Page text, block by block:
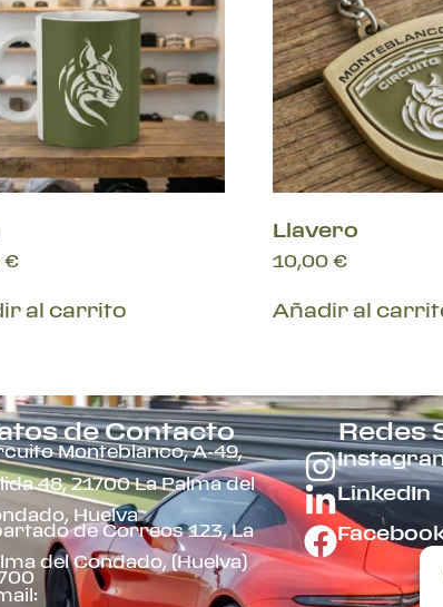
€
al carrito
Llavero
10,00€
Añadir al
de Contacto
Monteblanco, A-49,
48, 21700 La Palma del
Huelva
de Correos 123, La
del Condado, (Huelva)
Redes
LinkedIn